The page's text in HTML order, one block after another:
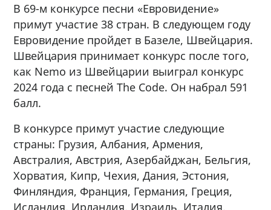
В 69-м конкурсе песни «Евровидение»
примут участие 38 стран. В следующем году
Евровидение пройдет в Базеле, Швейцария.
Швейцария принимает конкурс после того,
как Nemo из Швейцарии выиграл конкурс
2024 года с песней The Code. Он набрал 591
балл.
В конкурсе примут участие следующие
страны: Грузия, Албания, Армения,
Австралия, Австрия, Азербайджан, Бельгия,
Хорватия, Кипр, Чехия, Дания, Эстония,
Финляндия, Франция, Германия, Греция,
Исландия, Ирландия, Израиль, Италия,